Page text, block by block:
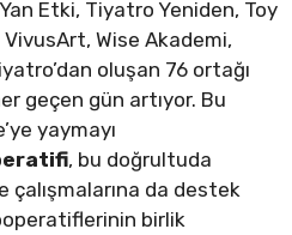
Etki, Tiyatro Yeniden, Toy
Wise Akademi,
oluşan 76 ortağı
geçen gün artıyor. Bu
yaymayı
, bu doğrultuda
da destek
birlik